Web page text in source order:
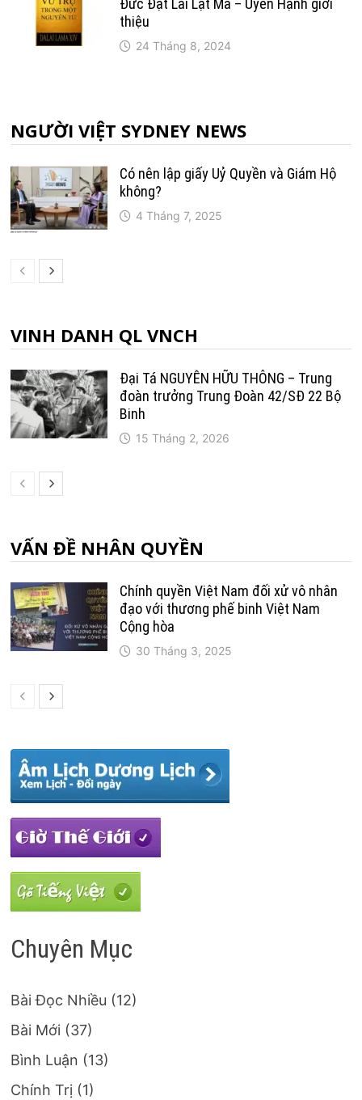
Đức Đạt Lai Lạt Ma – Uyên Hạnh giới
thiệu
24 Tháng 8, 2024
NGƯỜI VIỆT SYDNEY NEWS
Có nên lập giấy Uỷ Quyền và Giám Hộ
không?
4 Tháng 7, 2025
VINH DANH QL VNCH
Đại Tá NGUYỄN HỮU THÔNG – Trung
đoàn trưởng Trung Ðoàn 42/SÐ 22 Bộ
Binh
15 Tháng 2, 2026
VẤN ĐỀ NHÂN QUYỀN
Chính quyền Việt Nam đối xử vô nhân
đạo với thương phế binh Việt Nam
Cộng hòa
30 Tháng 3, 2025
Chuyên Mục
Bài Đọc Nhiều (12)
Bài Mới (37)
Bình Luận (13)
Chính Trị (1)